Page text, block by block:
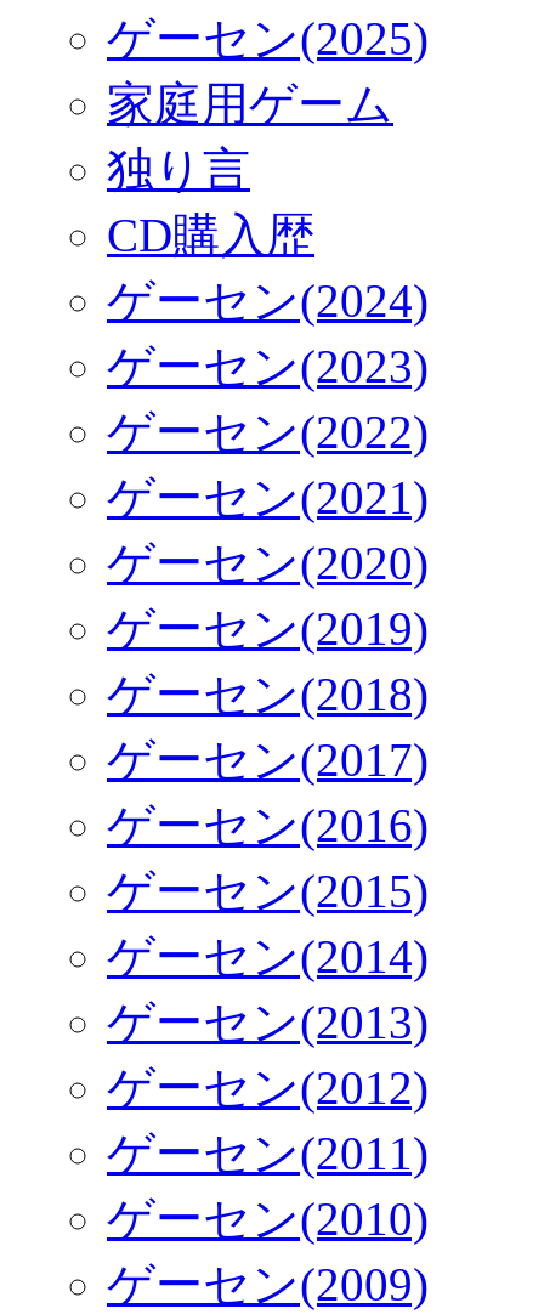
ゲーセン(2025)
家庭用ゲーム
独り言
CD購入歴
ゲーセン(2024)
ゲーセン(2023)
ゲーセン(2022)
ゲーセン(2021)
ゲーセン(2020)
ゲーセン(2019)
ゲーセン(2018)
ゲーセン(2017)
ゲーセン(2016)
ゲーセン(2015)
ゲーセン(2014)
ゲーセン(2013)
ゲーセン(2012)
ゲーセン(2011)
ゲーセン(2010)
ゲーセン(2009)